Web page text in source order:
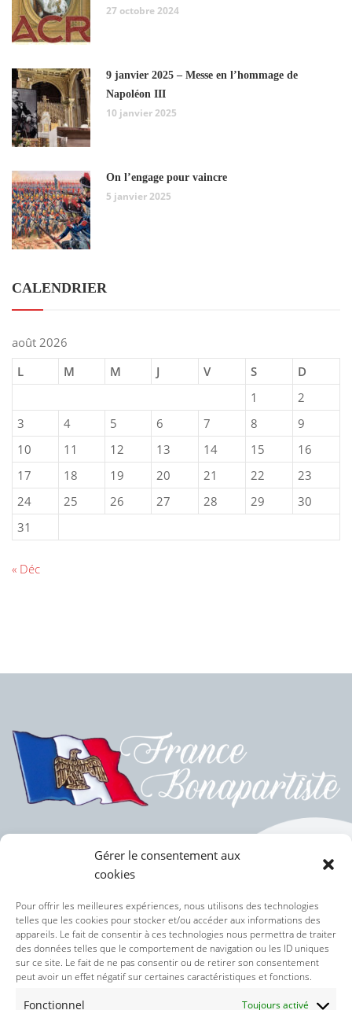
Gérer le consentement aux
cookies
Pour offrir les meilleures expériences, nous utilisons des technologies
telles que les cookies pour stocker et/ou accéder aux informations des
appareils. Le fait de consentir à ces technologies nous permettra de traiter
des données telles que le comportement de navigation ou les ID uniques
sur ce site. Le fait de ne pas consentir ou de retirer son consentement
peut avoir un effet négatif sur certaines caractéristiques et fonctions.
Fonctionnel Toujours activé
27 octobre 2024
9 janvier 2025 – Messe en l’hommage de
Napoléon III
10 janvier 2025
On l’engage pour vaincre
5 janvier 2025
CALENDRIER
août 2026
L
M M J V S
D
1
2
3
4 5 6 7 8
9
10
11 12 13 14 15
16
17
18 19 20 21 22
23
24
25 26 27 28 29
30
31
« Déc
Politique des cookies (UE)
Politique de confidentialité
Nos réseaux sociaux :